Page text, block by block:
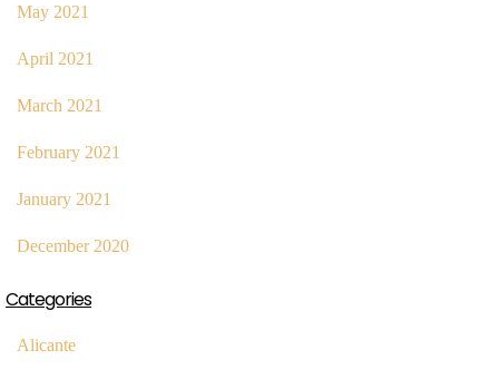
May 2021
April 2021
March 2021
February 2021
January 2021
December 2020
Categories
Alicante